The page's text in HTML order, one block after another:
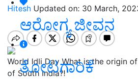
ಆರೋಗ್ಯ ಜೀವನ
ತೋಟಗಾರಿಕೆ
Hitesh Updated on: 30 March,
World Idli Day What is the origin
of South India?!